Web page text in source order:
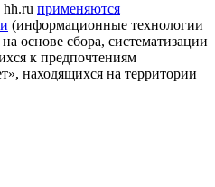
применяются
(информационные технологии
основе сбора, систематизации
к предпочтениям
находящихся на территории